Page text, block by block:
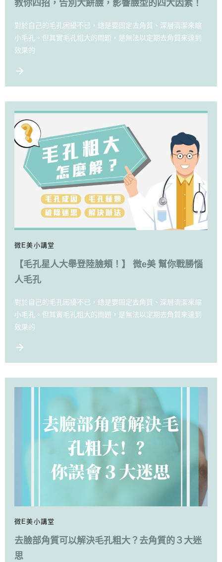
教你四招，告別大餅臉，影響臉型的四大因素！
對於自己的毛孔困擾不已，總是要固定去角質、深層清潔來縮
小毛孔。但其實毛孔粗大的問題，是無法以定期去角質來達到
效果的
微E美小講堂
【毛孔星人大舉登陸臉頰！】 微e美 幫你戰勝惱
人毛孔
對於自己的毛孔困擾不已，總是要固定去角質、深層清潔來縮
小毛孔。但其實毛孔粗大的問題，是無法以定期去角質來達到
效果的
微E美小講堂
去臉部角質可以解決毛孔粗大？去角質的３大迷
思